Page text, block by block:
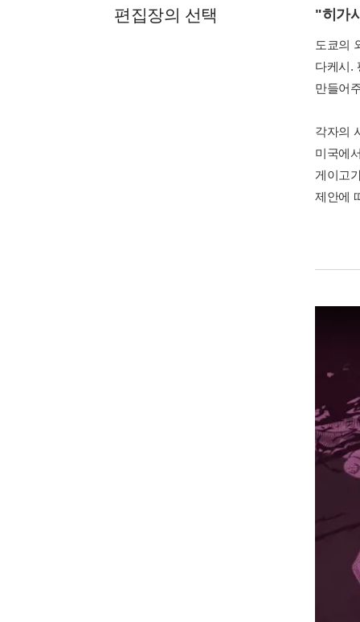
편집장의 선택 "히가
도쿄의
다케시.
만들어
각자의
미국에
게이고
제안에